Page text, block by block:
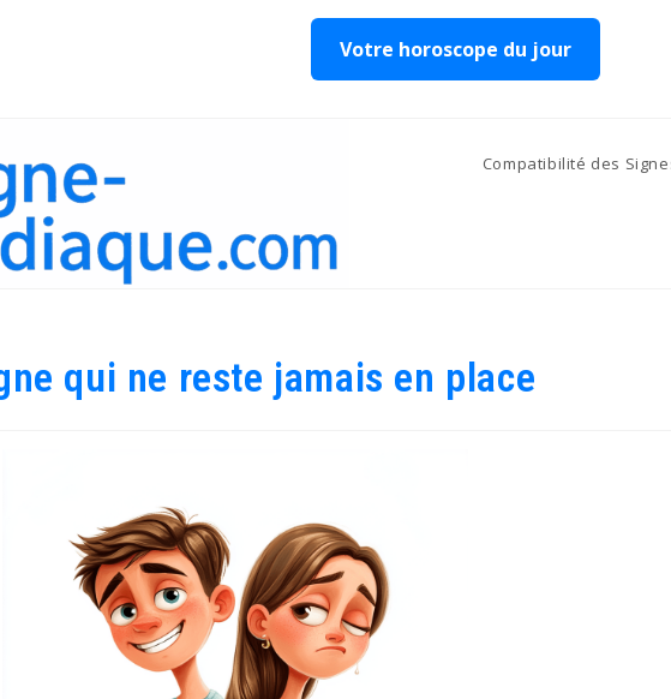
Votre horoscope du jour
Compatibilité des
qui ne reste jamais en place